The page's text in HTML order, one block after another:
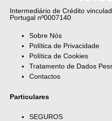
Intermediário de Crédito
Portugal nº0007140
Sobre Nós
Política de Privacidade
Política de Cookies
Tratamento de Dados
Contactos
Particulares
SEGUROS